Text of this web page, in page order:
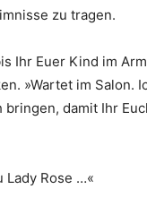
zu tragen.
Ihr Euer Kind im
»Wartet im Salon.
bringen, damit Ihr
Lady Rose …«